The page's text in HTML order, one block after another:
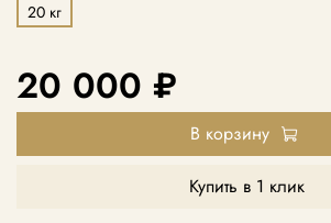
20 кг
20 000 ₽
В корзину
Купить в 1 клик